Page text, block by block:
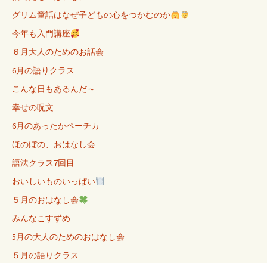
グリム童話はなぜ子どもの心をつかむのか
今年も入門講座
６月大人のためのお話会
6月の語りクラス
こんな日もあるんだ～
幸せの呪文
6月のあったかペーチカ
ほのぼの、おはなし会
語法クラス7回目
おいしいものいっぱい
５月のおはなし会
みんなこすずめ
5月の大人のためのおはなし会
５月の語りクラス